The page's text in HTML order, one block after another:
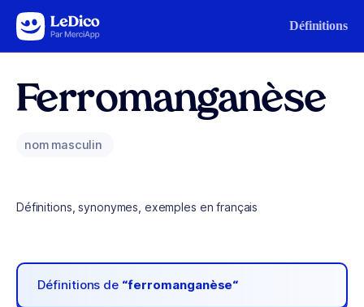
Aller au contenu Définitions
Ferromanganèse
nom masculin
Définitions, synonymes, exemples en français
Définitions de “ferromanganèse“